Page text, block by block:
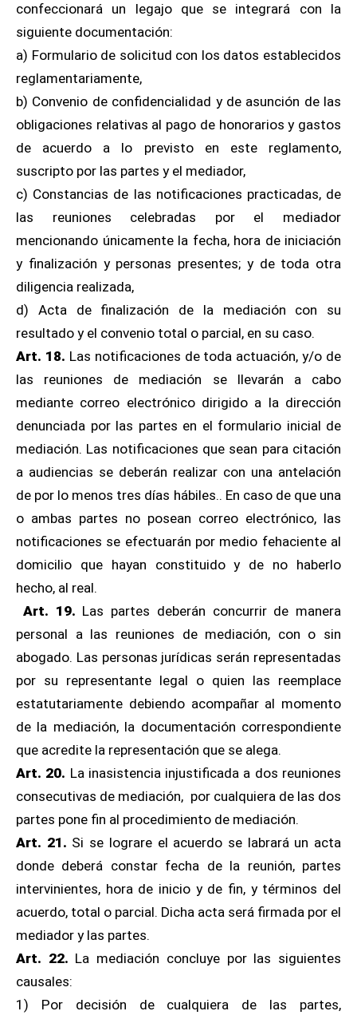
confeccionará un legajo que se integrará con la
siguiente documentación:
a) Formulario de solicitud con los datos establecidos
reglamentariamente,
b) Convenio de confidencialidad y de asunción de las
obligaciones relativas al pago de honorarios y gastos
de acuerdo a lo previsto en este reglamento,
suscripto por las partes y el mediador,
c) Constancias de las notificaciones practicadas, de
las reuniones celebradas por el mediador
mencionando únicamente la fecha, hora de iniciación
y finalización y personas presentes; y de toda otra
diligencia realizada,
d) Acta de finalización de la mediación con su
resultado y el convenio total o parcial, en su caso.
Art. 18. Las notificaciones de toda actuación, y/o de
las reuniones de mediación se llevarán a cabo
mediante correo electrónico dirigido a la dirección
denunciada por las partes en el formulario inicial de
mediación. Las notificaciones que sean para citación
a audiencias se deberán realizar con una antelación
de por lo menos tres días hábiles.. En caso de que una
o ambas partes no posean correo electrónico, las
notificaciones se efectuarán por medio fehaciente al
domicilio que hayan constituido y de no haberlo
hecho, al real.
Art. 19. Las partes deberán concurrir de manera
personal a las reuniones de mediación, con o sin
abogado. Las personas jurídicas serán representadas
por su representante legal o quien las reemplace
estatutariamente debiendo acompañar al momento
de la mediación, la documentación correspondiente
que acredite la representación que se alega.
Art. 20. La inasistencia injustificada a dos reuniones
consecutivas de mediación, por cualquiera de las dos
partes pone fin al procedimiento de mediación.
Art. 21. Si se lograre el acuerdo se labrará un acta
donde deberá constar fecha de la reunión, partes
intervinientes, hora de inicio y de fin, y términos del
acuerdo, total o parcial. Dicha acta será firmada por el
mediador y las partes.
Art. 22. La mediación concluye por las siguientes
causales:
1) Por decisión de cualquiera de las partes,